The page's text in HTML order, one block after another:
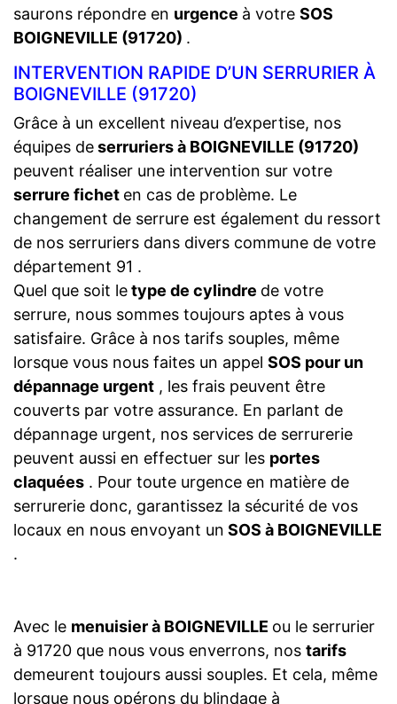
saurons répondre en urgence à votre SOS
BOIGNEVILLE (91720) .
INTERVENTION RAPIDE D’UN SERRURIER À
BOIGNEVILLE (91720)
Grâce à un excellent niveau d’expertise, nos
équipes deserruriers à BOIGNEVILLE (91720)
peuvent réaliser une intervention sur votre
serrure fichet en cas de problème. Le
changement de serrure est également du ressort
de nos serruriers dans divers commune de votre
département 91 .
Quel que soit letype de cylindre de votre
serrure, nous sommes toujours aptes à vous
satisfaire. Grâce à nos tarifs souples, même
lorsque vous nous faites un appel SOS pour un
dépannage urgent , les frais peuvent être
couverts par votre assurance. En parlant de
dépannage urgent, nos services de serrurerie
peuvent aussi en effectuer sur les portes
claquées . Pour toute urgence en matière de
serrurerie donc, garantissez la sécurité de vos
locaux en nous envoyant un SOS à BOIGNEVILLE
.
Avec le menuisier à BOIGNEVILLE ou le serrurier
à 91720 que nous vous enverrons, nos tarifs
demeurent toujours aussi souples. Et cela, même
lorsque nous opérons du blindage à